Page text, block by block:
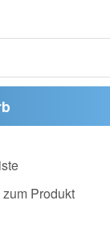
zum Produkt